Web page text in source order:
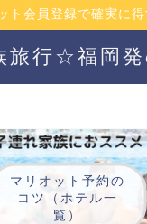
ト会員登録で確実に
旅行☆福岡
マリオット予約の
コツ（ホテル一
覧）